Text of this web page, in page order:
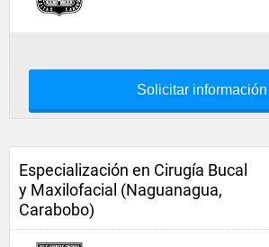
Solicitar información
Especialización en Cirugía Bucal
y Maxilofacial (Naguanagua,
Carabobo)